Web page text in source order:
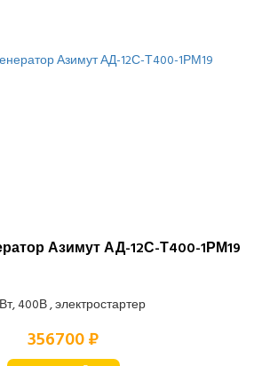
Азимут АД-12С-Т400-1РМ19
400В , электростартер
356700 ₽